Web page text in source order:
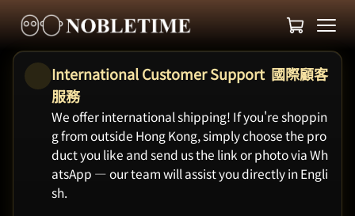
International Customer Support 國際顧客
服務
We offer international shipping! If you're shoppin
g from outside Hong Kong, simply choose the pro
duct you like and send us the link or photo via Wh
atsApp — our team will assist you directly in Engli
sh.